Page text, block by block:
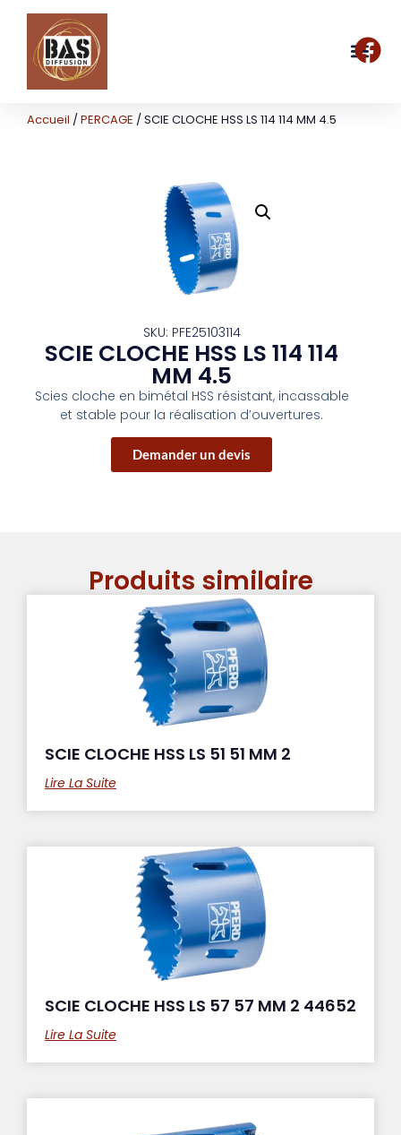
Accueil /PERCAGE / SCIE CLOCHE HSS LS 114 114 MM 4.5
SKU: PFE25103114
SCIE CLOCHE HSS LS 114 114
MM 4.5
Scies cloche en bimétal HSS résistant, incassable
et stable pour la réalisation d’ouvertures.
Demander un devis
Produits similaire
SCIE CLOCHE HSS LS 51 51 MM 2
Lire La Suite
SCIE CLOCHE HSS LS 57 57 MM 2 44652
Lire La Suite